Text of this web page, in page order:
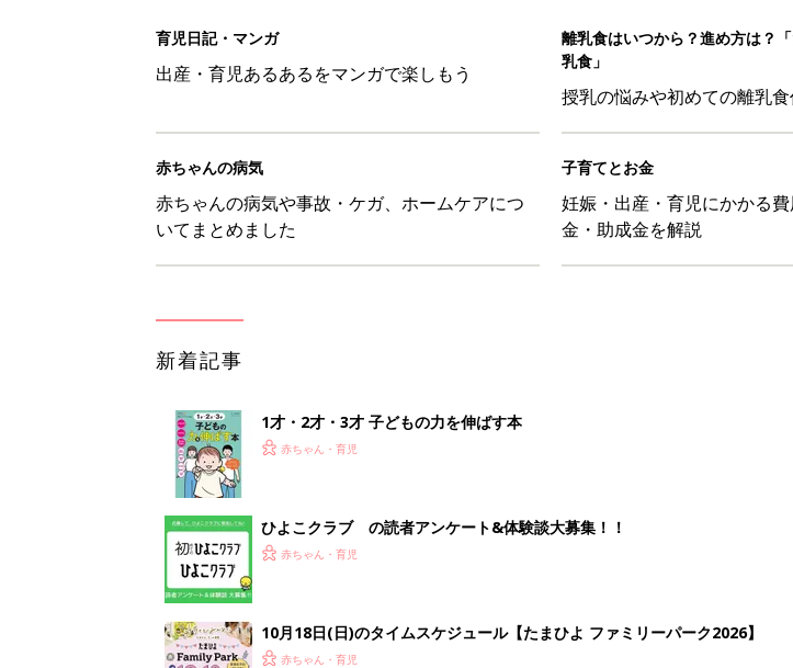
育児日記・マンガ
出産・育児あるあるをマンガで楽しもう
離乳食はいつから？進め方は？
乳食」
授乳の悩みや初めての離乳
赤ちゃんの病気
赤ちゃんの病気や事故・ケガ、ホームケアにつ
いてまとめました
子育てとお金
妊娠・出産・育児にかかる
金・助成金を解説
新着記事
1才・2才・3才 子どもの力を伸ばす本
赤ちゃん・育児
ひよこクラブ の読者アンケート&体験談大募集！！
赤ちゃん・育児
10月18日(日)のタイムスケジュール【たまひよ ファミリーパーク2026】
赤ちゃん・育児